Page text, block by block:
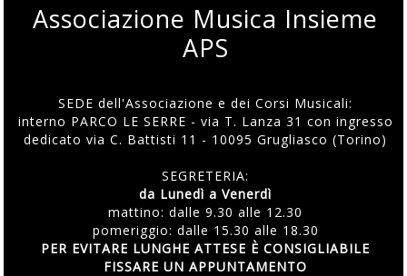
Associazione Musica Insieme
APS
SEDE dell'Associazione e dei Corsi Musicali:
interno PARCO LE SERRE - via T. Lanza 31 con ingresso
dedicato via C. Battisti 11 - 10095 Grugliasco (Torino)
SEGRETERIA:
da Lunedì a Venerdì
mattino: dalle 9.30 alle 12.30
pomeriggio: dalle 15.30 alle 18.30
PER EVITARE LUNGHE ATTESE È CONSIGLIABILE
FISSARE UN APPUNTAMENTO